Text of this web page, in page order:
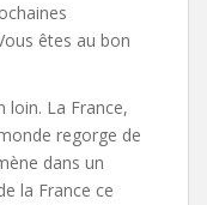
êtes au bon
loin. La France,
regorge de
dans un
la France ce